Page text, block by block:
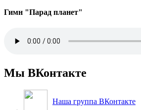
Гимн "Парад планет"
Мы ВКонтакте
Наша группа ВКонтакте